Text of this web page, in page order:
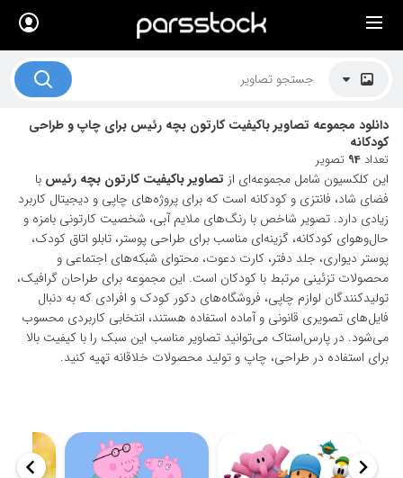
دانلود مجموعه تصاویر باکیفیت کارتون بچه رئیس برای چاپ و طراحی
کودکانه
تعداد 94 تصویر
این کلکسیون شامل مجموعه‌ای از تصاویر باکیفیت کارتون بچه رئیس با
فضای شاد، فانتزی و کودکانه است که برای پروژه‌های چاپی و دیجیتال کاربرد
زیادی دارد. تصویر شاخص با رنگ‌های ملایم آبی، شخصیت کارتونی بامزه و
حال‌وهوای کودکانه، گزینه‌ای مناسب برای طراحی پوستر، تابلو اتاق کودک،
پوستر دیواری، جلد دفتر، کارت دعوت، محتوای شبکه‌های اجتماعی و
محصولات تزئینی مرتبط با کودکان است. این مجموعه برای طراحان گرافیک،
تولیدکنندگان لوازم چاپی، فروشگاه‌های دکور کودک و افرادی که به دنبال
فایل‌های تصویری قانونی و آماده استفاده هستند، انتخابی کاربردی محسوب
می‌شود. در پارس‌استاک می‌توانید تصاویر مناسب این سبک را با کیفیت بالا
برای استفاده در طراحی، چاپ و تولید محصولات خلاقانه تهیه کنید.
× لیست قیمت ها
موضوعات تصاویر
دکوراسیون و فضاها
هنرمندان ایرانی
کسب درآمد از فروش تصاویر
021 28428845
تماس با ما
بلاگ پارس استاک